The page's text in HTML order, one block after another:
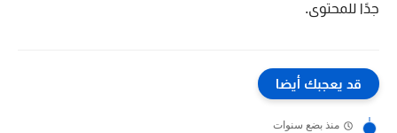
جدًا للمحتوى.
قد يعجبك أيضا
منذ بضع سنوات